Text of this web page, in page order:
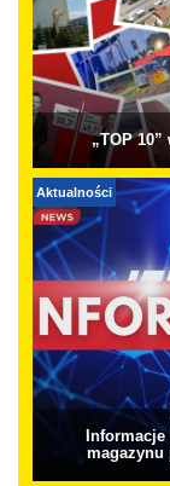
„TOP
Aktualności
Informacje
magazynu